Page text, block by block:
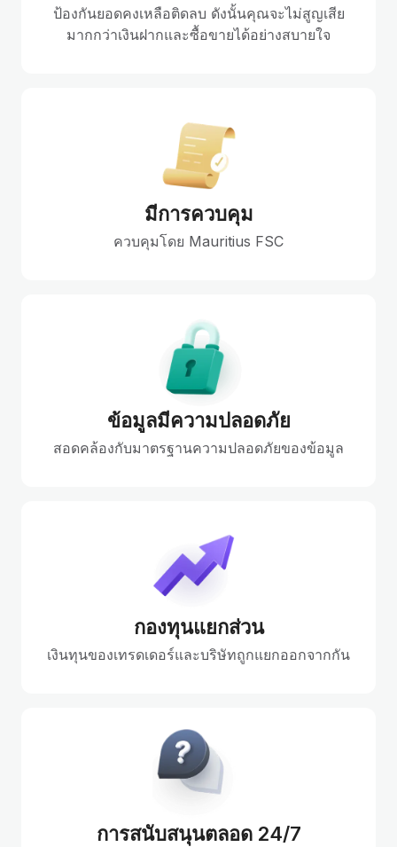
ป้องกันยอดคงเหลือติดลบ ดังนั้นคุณจะไม่สูญเสีย
มากกว่าเงินฝากและซื้อขายได้อย่างสบายใจ
มีการควบคุม
ควบคุมโดย Mauritius FSC
ข้อมูลมีความปลอดภัย
สอดคล้องกับมาตรฐานความปลอดภัยของข้อมูล
กองทุนแยกส่วน
เงินทุนของเทรดเดอร์และบริษัทถูกแยกออกจากกัน
การสนับสนุนตลอด 24/7